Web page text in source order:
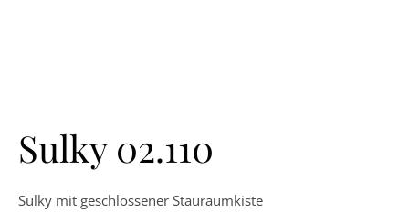
Sulky 02.110
Sulky mit geschlossener Stauraumkiste